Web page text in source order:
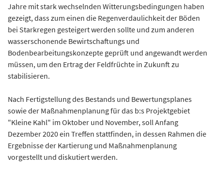
Jahre mit stark wechselnden Witterungsbedingungen haben
gezeigt, dass zum einen die Regenverdaulichkeit der Böden
bei Starkregen gesteigert werden sollte und zum anderen
wasserschonende Bewirtschaftungs­ und
Bodenbearbeitungskonzepte geprüft und angewandt werden
müssen, um den Ertrag der Feldfrüchte in Zukunft zu
stabilisieren.
Nach Fertigstellung des Bestands­ und Bewertungsplanes
sowie der Maßnahmenplanung für das b:s­ Projektgebiet
"Kleine Kahl" im Oktober und November, soll Anfang
Dezember 2020 ein Treffen stattfinden, in dessen Rahmen die
Ergebnisse der Kartierung und Maßnahmenplanung
vorgestellt und diskutiert werden.